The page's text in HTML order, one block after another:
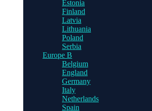
Estonia
Finland
Latvia
Lithuania
Poland
Serbia
Europe B
Belgium
England
Germany
Italy
Netherlands
Spain